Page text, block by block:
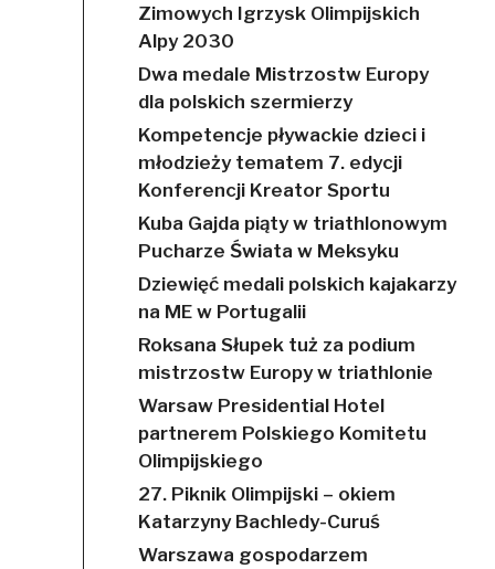
Zimowych Igrzysk Olimpijskich
Alpy 2030
Dwa medale Mistrzostw Europy
dla polskich szermierzy
Kompetencje pływackie dzieci i
młodzieży tematem 7. edycji
Konferencji Kreator Sportu
Kuba Gajda piąty w triathlonowym
Pucharze Świata w Meksyku
Dziewięć medali polskich kajakarzy
na ME w Portugalii
Roksana Słupek tuż za podium
mistrzostw Europy w triathlonie
Warsaw Presidential Hotel
partnerem Polskiego Komitetu
Olimpijskiego
27. Piknik Olimpijski – okiem
Katarzyny Bachledy-Curuś
Warszawa gospodarzem